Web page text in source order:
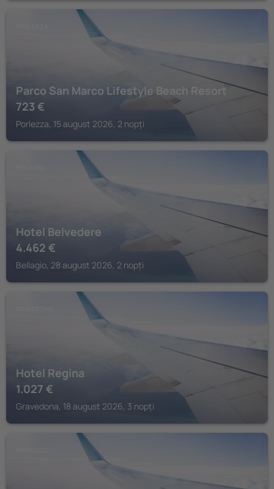
Parco San Marco Lifestyle Beach Resort
723 €
Porlezza, 15 august 2026, 2 nopți
Hotel Belvedere
4.462 €
Bellagio, 28 august 2026, 2 nopți
Hotel Regina
1.027 €
Gravedona, 18 august 2026, 3 nopți